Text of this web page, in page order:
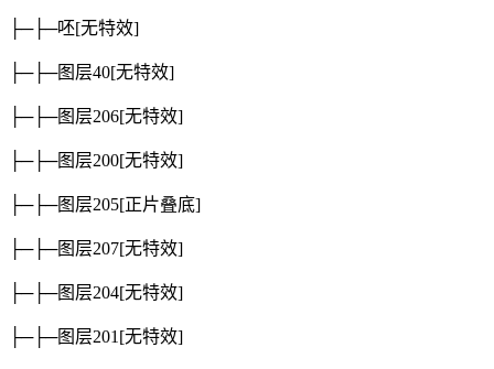
├─├─呸[无特效]
├─├─图层40[无特效]
├─├─图层206[无特效]
├─├─图层200[无特效]
├─├─图层205[正片叠底]
├─├─图层207[无特效]
├─├─图层204[无特效]
├─├─图层201[无特效]